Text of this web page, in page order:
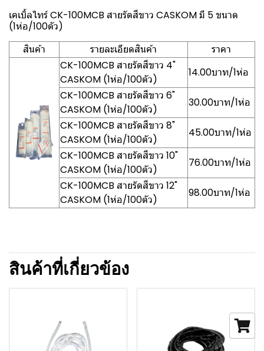
เคเบิ้ลไทร์ CK-100MCB สายรัดสีขาว CASKOM มี 5 ขนาด
(1ห่อ/100ตัว)
สินค้า
รายละเอียดสินค้า
ราคา
CK-100MCB สายรัดสีขาว 4"
CASKOM (1ห่อ/100ตัว)
14.00บาท/1ห่อ
CK-100MCB สายรัดสีขาว 6"
CASKOM (1ห่อ/100ตัว)
30.00บาท/1ห่อ
CK-100MCB สายรัดสีขาว 8"
CASKOM (1ห่อ/100ตัว)
45.00บาท/1ห่อ
CK-100MCB สายรัดสีขาว 10"
CASKOM (1ห่อ/100ตัว)
76.00บาท/1ห่อ
CK-100MCB สายรัดสีขาว 12"
CASKOM (1ห่อ/100ตัว)
98.00บาท/1ห่อ
สินค้าที่เกี่ยวข้อง